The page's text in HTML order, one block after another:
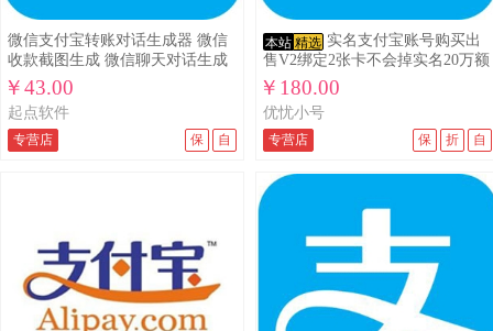
微信支付宝转账对话生成器 微信
收款截图生成 微信聊天对话生成
￥43.00
起点软件
专营店 自
保
本站 精选 实名支付宝账号购买出
售V2绑定2张卡不会掉实名20万额
度不解绑卡直
￥180.00
优忧小号
专营店 自
折
保